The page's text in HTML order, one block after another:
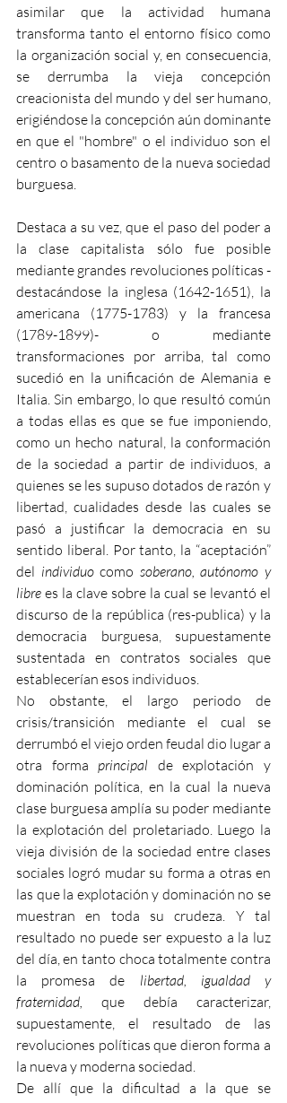
asimilar que la actividad humana
transforma tanto el entorno físico como
la organización social y, en consecuencia,
se derrumba la vieja concepción
creacionista del mundo y del ser humano,
erigiéndose la concepción aún dominante
en que el "hombre" o el individuo son el
centro o basamento de la nueva sociedad
burguesa.
Destaca a su vez, que el paso del poder a
la clase capitalista sólo fue posible
mediante grandes revoluciones políticas -
destacándose la inglesa (1642-1651), la
americana (1775-1783) y la francesa
(1789-1899)- o mediante
transformaciones por arriba, tal como
sucedió en la unificación de Alemania e
Italia. Sin embargo, lo que resultó común
a todas ellas es que se fue imponiendo,
como un hecho natural, la conformación
de la sociedad a partir de individuos, a
quienes se les supuso dotados de razón y
libertad, cualidades desde las cuales se
pasó a justificar la democracia en su
sentido liberal. Por tanto, la “aceptación”
del individuo como soberano, autónomo y
libre es la clave sobre la cual se levantó el
discurso de la república (res-publica) y la
democracia burguesa, supuestamente
sustentada en contratos sociales que
establecerían esos individuos.
No obstante, el largo periodo de
crisis/transición mediante el cual se
derrumbó el viejo orden feudal dio lugar a
otra forma principal de explotación y
dominación política, en la cual la nueva
clase burguesa amplía su poder mediante
la explotación del proletariado. Luego la
vieja división de la sociedad entre clases
sociales logró mudar su forma a otras en
las que la explotación y dominación no se
muestran en toda su crudeza. Y tal
resultado no puede ser expuesto a la luz
del día, en tanto choca totalmente contra
la promesa de libertad, igualdad y
fraternidad, que debía caracterizar,
supuestamente, el resultado de las
revoluciones políticas que dieron forma a
la nueva y moderna sociedad.
De allí que la dificultad a la que se